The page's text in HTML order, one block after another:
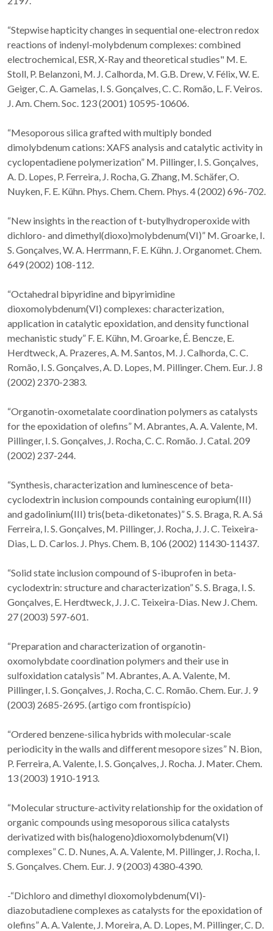
“Stepwise hapticity changes in sequential one-electron redox
reactions of indenyl-molybdenum complexes: combined
electrochemical, ESR, X-Ray and theoretical studies" M. E.
Stoll, P. Belanzoni, M. J. Calhorda, M. G.B. Drew, V. Félix, W. E.
Geiger, C. A. Gamelas, I. S. Gonçalves, C. C. Romão, L. F. Veiros.
J. Am. Chem. Soc. 123 (2001) 10595-10606.
“Mesoporous silica grafted with multiply bonded
dimolybdenum cations: XAFS analysis and catalytic activity in
cyclopentadiene polymerization” M. Pillinger, I. S. Gonçalves,
A. D. Lopes, P. Ferreira, J. Rocha, G. Zhang, M. Schäfer, O.
Nuyken, F. E. Kühn. Phys. Chem. Chem. Phys. 4 (2002) 696-702.
“New insights in the reaction of t-butylhydroperoxide with
dichloro- and dimethyl(dioxo)molybdenum(VI)” M. Groarke, I.
S. Gonçalves, W. A. Herrmann, F. E. Kühn. J. Organomet. Chem.
649 (2002) 108-112.
“Octahedral bipyridine and bipyrimidine
dioxomolybdenum(VI) complexes: characterization,
application in catalytic epoxidation, and density functional
mechanistic study” F. E. Kühn, M. Groarke, É. Bencze, E.
Herdtweck, A. Prazeres, A. M. Santos, M. J. Calhorda, C. C.
Romão, I. S. Gonçalves, A. D. Lopes, M. Pillinger. Chem. Eur. J. 8
(2002) 2370-2383.
“Organotin-oxometalate coordination polymers as catalysts
for the epoxidation of olefins” M. Abrantes, A. A. Valente, M.
Pillinger, I. S. Gonçalves, J. Rocha, C. C. Romão. J. Catal. 209
(2002) 237-244.
“Synthesis, characterization and luminescence of beta-
cyclodextrin inclusion compounds containing europium(III)
and gadolinium(III) tris(beta-diketonates)” S. S. Braga, R. A. Sá
Ferreira, I. S. Gonçalves, M. Pillinger, J. Rocha, J. J. C. Teixeira-
Dias, L. D. Carlos. J. Phys. Chem. B, 106 (2002) 11430-11437.
“Solid state inclusion compound of S-ibuprofen in beta-
cyclodextrin: structure and characterization” S. S. Braga, I. S.
Gonçalves, E. Herdtweck, J. J. C. Teixeira-Dias. New J. Chem.
27 (2003) 597-601.
“Preparation and characterization of organotin-
oxomolybdate coordination polymers and their use in
sulfoxidation catalysis” M. Abrantes, A. A. Valente, M.
Pillinger, I. S. Gonçalves, J. Rocha, C. C. Romão. Chem. Eur. J. 9
(2003) 2685-2695. (artigo com frontispício)
“Ordered benzene-silica hybrids with molecular-scale
periodicity in the walls and different mesopore sizes” N. Bion,
P. Ferreira, A. Valente, I. S. Gonçalves, J. Rocha. J. Mater. Chem.
13 (2003) 1910-1913.
“Molecular structure-activity relationship for the oxidation of
organic compounds using mesoporous silica catalysts
derivatized with bis(halogeno)dioxomolybdenum(VI)
complexes” C. D. Nunes, A. A. Valente, M. Pillinger, J. Rocha, I.
S. Gonçalves. Chem. Eur. J. 9 (2003) 4380-4390.
-“Dichloro and dimethyl dioxomolybdenum(VI)-
diazobutadiene complexes as catalysts for the epoxidation of
olefins” A. A. Valente, J. Moreira, A. D. Lopes, M. Pillinger, C. D.